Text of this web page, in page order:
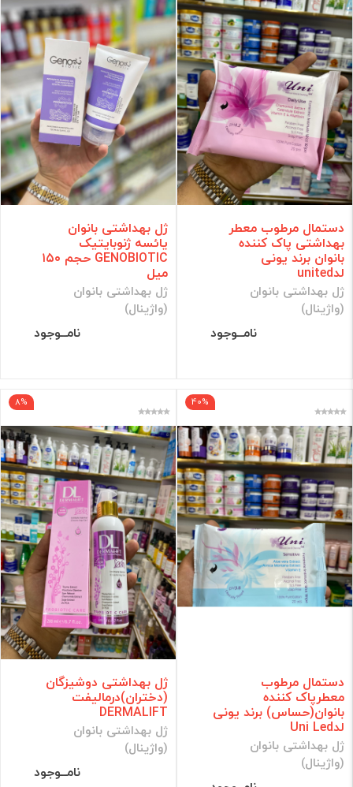
دستمال مرطوب معطر
بهداشتی پاک کننده
بانوان برند یونی
لدunited
ژل بهداشتی بانوان
(واژینال)
نامــوجود
ژل بهداشتی بانوان
یائسه ژنوبایتیک
GENOBIOTIC حجم ۱۵۰
میل
ژل بهداشتی بانوان
(واژینال)
نامــوجود
40%
دستمال مرطوب
معطرپاک کننده
بانوان(حساس) برند یونی
لدUni Led
ژل بهداشتی بانوان
(واژینال)
8%
ژل بهداشتی دوشیزگان
(دختران)درمالیفت
DERMALIFT
ژل بهداشتی بانوان
(واژینال)
نامــوجود